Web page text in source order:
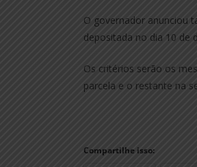
O governador anunciou
depositada no dia 10 de
Os critérios serão os
parcela e o restante na
Compartilhe isso: